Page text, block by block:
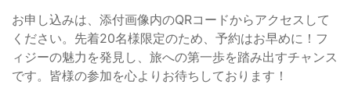
お申し込みは、添付画像内のQRコードからアクセスして
ください。先着20名様限定のため、予約はお早めに！フ
ィジーの魅力を発見し、旅への第一歩を踏み出すチャンス
です。皆様の参加を心よりお待ちしております！